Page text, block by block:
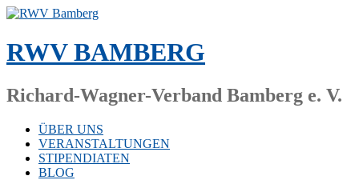
Zum
springen
RWV BAMBERG
Richard-Wagner-Verband Bamberg e. V.
ÜBER UNS
VERANSTALTUNGEN
STIPENDIATEN
BLOG